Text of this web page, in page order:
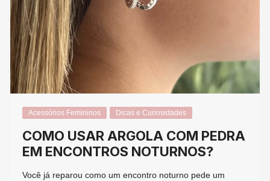
Acessórios Femininos Dicas e Curiosidades
COMO USAR ARGOLA COM PEDRA
EM ENCONTROS NOTURNOS?
Você já reparou como um encontro noturno pede um